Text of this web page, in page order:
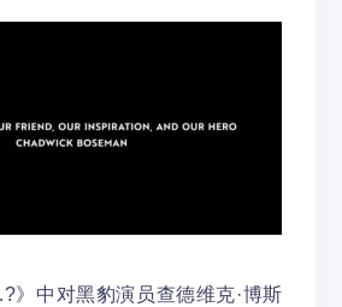
中对黑豹演员查德维克·博斯